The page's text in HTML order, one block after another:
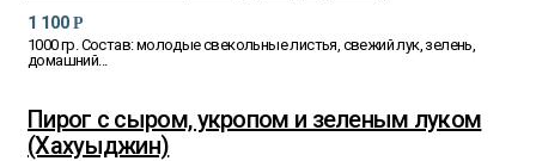
1 100 Р
1000 гр. Состав: молодые свекольные листья, свежий лук, зелень,
домашний...
Пирог с сыром, укропом и зеленым луком
(Хахуыджин)